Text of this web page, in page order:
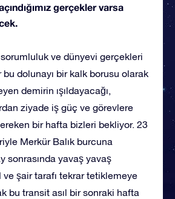
gerçekler varsa
sorumluluk ve dünyevi gerçekleri
bu dolunayı bir kalk borusu olarak
demirin ışıldayacağı,
ziyade iş güç ve görevlere
bir hafta bizleri bekliyor. 23
Merkür Balık burcuna
sonrasında yavaş yavaş
şair tarafı tekrar tetiklemeye
bu transit asıl bir sonraki hafta